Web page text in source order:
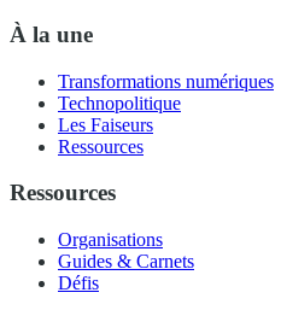
À la une
Transformations numériques
Technopolitique
Les Faiseurs
Ressources
Ressources
Organisations
Guides & Carnets
Défis